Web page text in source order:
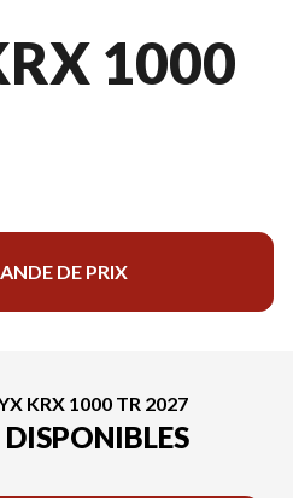
1000
DE PRIX
KRX 1000 TR 2027